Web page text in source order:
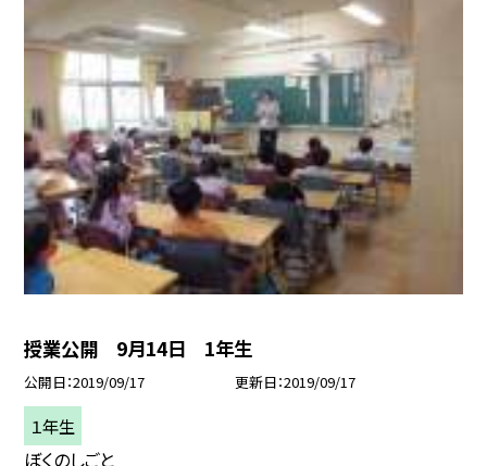
授業公開 9月14日 1年生
公開日 2019/09/17 更新日 2019/09/17
１年生
ぼくのしごと